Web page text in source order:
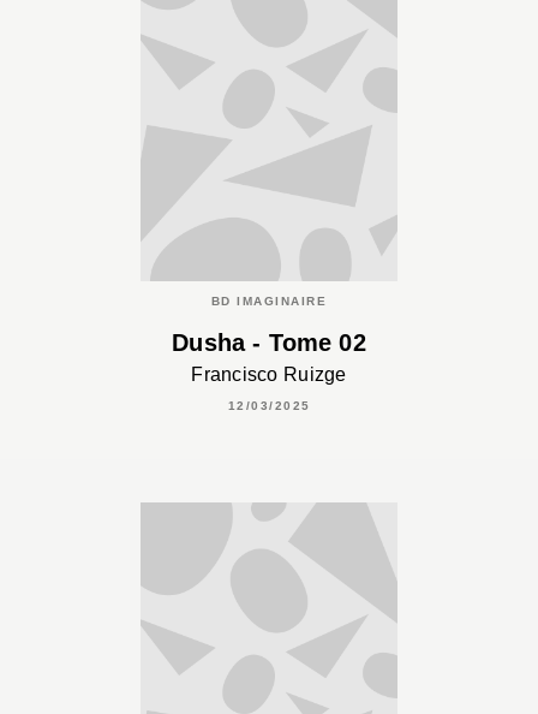
BD IMAGINAIRE
Dusha - Tome 02
Francisco Ruizge
12/03/2025